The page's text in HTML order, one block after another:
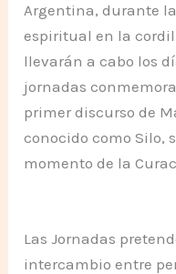
Argentina, durante
espiritual en la
llevarán a cabo los
jornadas
primer discurso de
conocido como Silo,
momento de la
Las Jornadas
intercambio entre